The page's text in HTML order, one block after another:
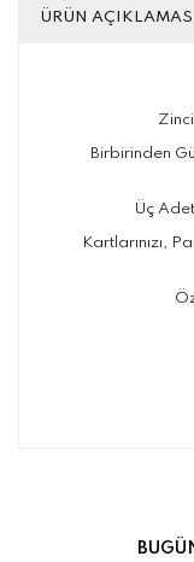
ÜRÜN AÇIKLAMASI
Birbirinden
Üç
Kartlarınızı,